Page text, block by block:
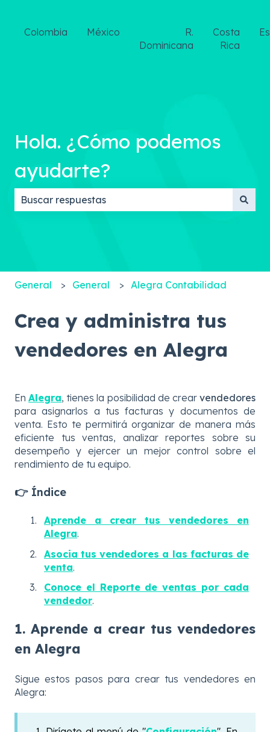
Colombia México
R.
Dominicana
Costa
Rica
Hola. ¿Cómo podemos
ayudarte?
General General Alegra Contabilidad
Crea y administra tus
vendedores en Alegra
EnAlegra, tienes la posibilidad de crearvendedores
para asignarlos a tus facturas y documentos de
venta. Esto te permitirá organizar de manera más
eficiente tus ventas, analizar reportes sobre su
desempeño y ejercer un mejor control sobre el
rendimiento de tu equipo.
👉 Índice
Aprende a crear tus vendedores en
Alegra.
Asocia tus vendedores a las facturas de
venta.
Conoce el Reporte de ventas por cada
vendedor.
1. Aprende a crear tus vendedores
en Alegra
Sigue estos pasos para crear tus vendedores en
Alegra: